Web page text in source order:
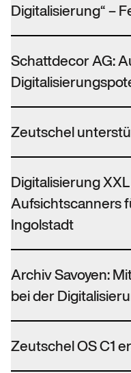
Digitalisierung“ –
Schattdecor AG:
Zeutschel
Digitalisierung
Aufsichtscanners
Ingolstadt
Archiv Savoyen:
bei der
Zeutschel OS C1